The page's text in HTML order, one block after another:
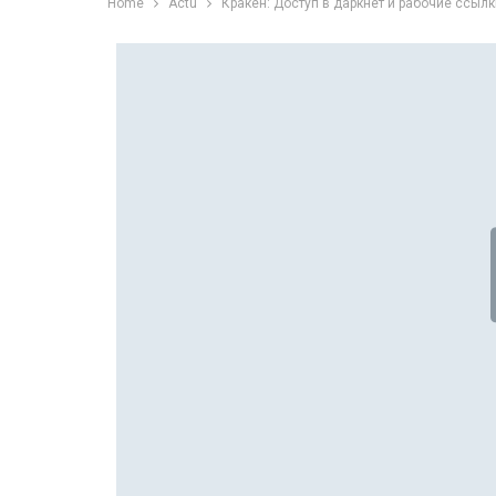
Home Actu Кракен: Доступ в даркнет и рабочие